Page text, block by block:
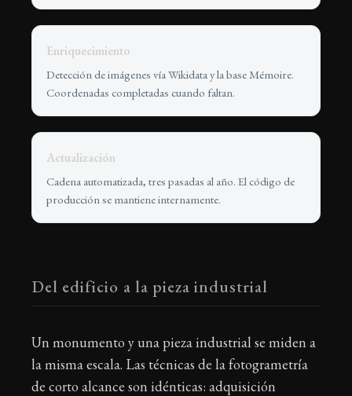
Enriquecimiento
Detección de imágenes vía Wikidata y la base Mémoire.
Coordenadas completadas cuando faltan.
Actualización
Cadena automatizada, tres pasadas al año. El código de
producción se mantiene internamente.
Del edificio a la pieza industrial
Un monumento y una pieza industrial se miden a
la misma escala. Las técnicas de la fotogrametría
de corto alcance son idénticas: adquisición